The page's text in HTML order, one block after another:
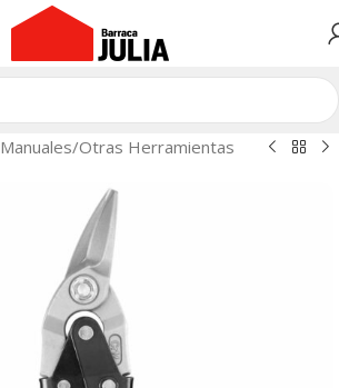
Manuales/Otras Herramientas